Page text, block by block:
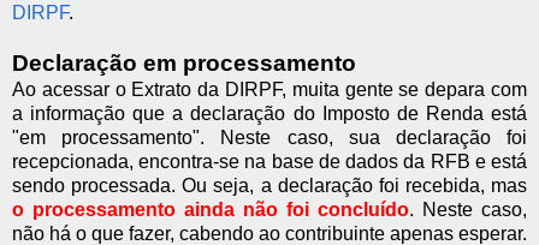
DIRPF.
Declaração em processamento
Ao acessar o Extrato da DIRPF, muita gente se depara com
a informação que a declaração do Imposto de Renda está
"em processamento". Neste caso, sua declaração foi
recepcionada, encontra-se na base de dados da RFB e está
sendo processada. Ou seja, a declaração foi recebida, mas
o processamento ainda não foi concluído. Neste caso,
não há o que fazer, cabendo ao contribuinte apenas esperar.